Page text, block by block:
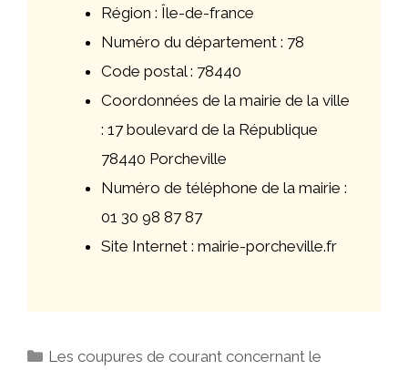
Région : Île-de-france
Numéro du département : 78
Code postal : 78440
Coordonnées de la mairie de la ville
: 17 boulevard de la République
78440 Porcheville
Numéro de téléphone de la mairie :
01 30 98 87 87
Site Internet : mairie-porcheville.fr
Catégories
Les coupures de courant concernant le